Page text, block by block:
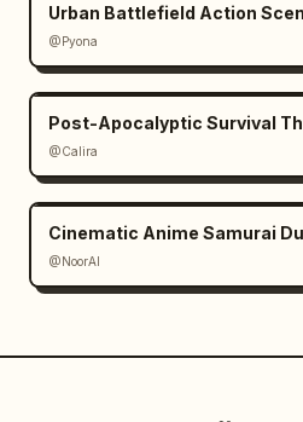
Urban Battlefield Action
@Pyona
Post-Apocalyptic Survival
@Calira
Cinematic Anime Samurai
@NoorAI